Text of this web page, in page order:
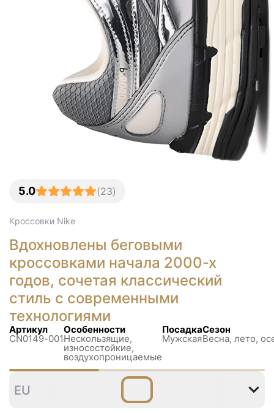
5.0 (23)
Кроссовки Nike
Вдохновлены беговыми
кроссовками начала 2000-х
годов, сочетая классический
стиль с современными
технологиями
Артикул
CN0149-001
Особенности
Нескользящиe,
износостойкие,
воздухопроницаемые
Посадка
Мужская
Сезон
Весна, лето,
38
EU